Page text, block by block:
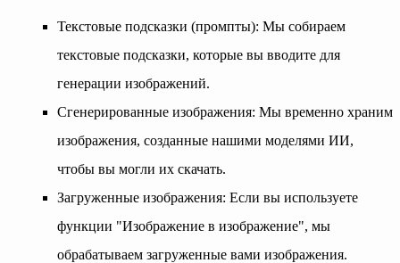
Текстовые подсказки (промпты): Мы собираем
текстовые подсказки, которые вы вводите для
генерации изображений.
Сгенерированные изображения: Мы временно храним
изображения, созданные нашими моделями ИИ,
чтобы вы могли их скачать.
Загруженные изображения: Если вы используете
функции "Изображение в изображение", мы
обрабатываем загруженные вами изображения.